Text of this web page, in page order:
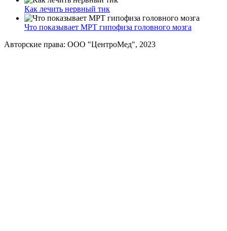
Как лечить нервный тик
Что показывает МРТ гипофиза головного мозга
Авторские права: ООО "ЦентроМед", 2023